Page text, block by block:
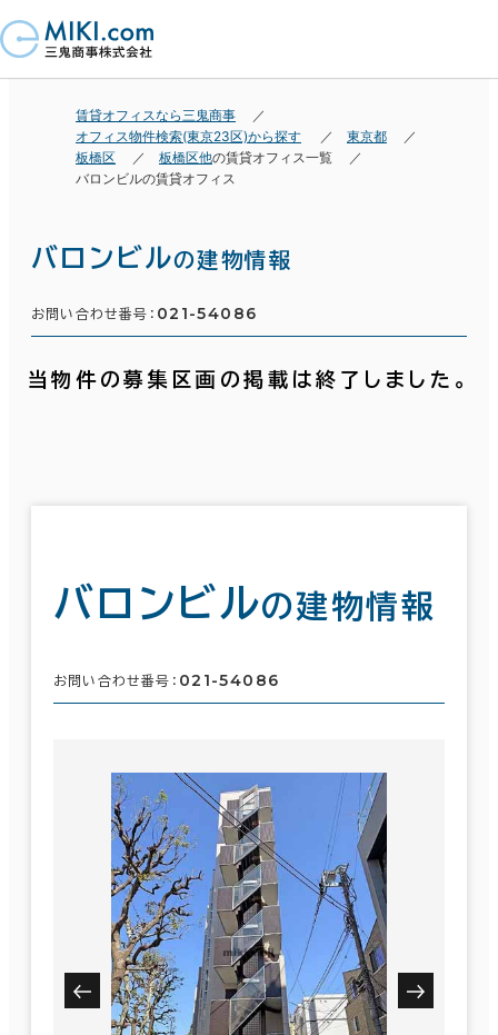
賃貸オフィスなら三鬼商事
オフィス物件検索(東京23区)から探す
東京都
板橋区
板橋区他の賃貸オフィス一覧
バロンビルの賃貸オフィス
バロンビルの建物情報
お問い合わせ番号： 021-54086
当物件の募集区画の掲載は終了しました。
バロンビルの建物情報
お問い合わせ番号： 021-54086